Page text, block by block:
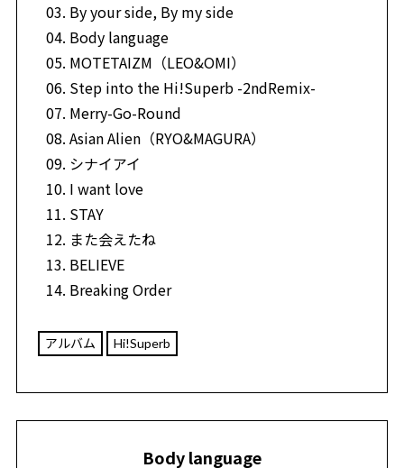
By your side, By my side
Body language
MOTETAIZM（LEO&OMI）
Step into the Hi!Superb -2ndRemix-
Merry-Go-Round
Asian Alien（RYO&MAGURA）
シナイアイ
I want love
STAY
また会えたね
BELIEVE
Breaking Order
アルバム Hi!Superb
Body language